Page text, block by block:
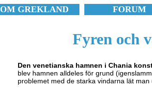
OM GREKLAND
FORUM
Fyren och
Den venetianska hamnen i Chania
blev hamnen alldeles för grund
problemet med de starka vindarna lät